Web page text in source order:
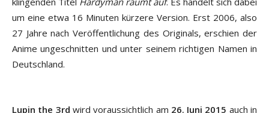
um eine etwa 16 Minuten kürzere Version. Erst 2006, also
27 Jahre nach Veröffentlichung des Originals, erschien der
Anime ungeschnitten und unter seinem richtigen Namen in
Deutschland.
Lupin the 3rd wird voraussichtlich am 26. Juni 2015 auch in